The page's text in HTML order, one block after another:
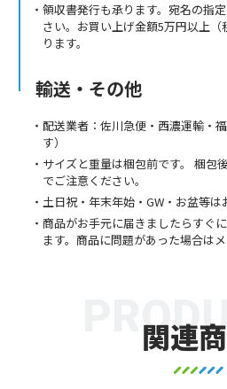
領収書発行も承ります。宛名の指
さい。お買い上げ金額5万円以上
ります。
輸送・その他
配送業者：佐川急便・西濃運輸・
す）
サイズと重量は梱包前です。 梱包
でご注意ください。
土日祝・年末年始・GW・お盆等は
商品がお手元に届きましたらすぐ
ます。商品に問題があった場合は
関連